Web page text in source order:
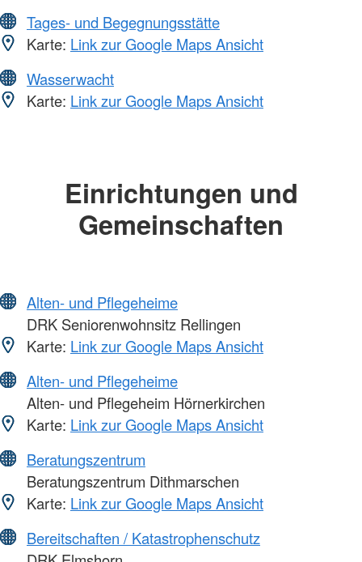
Tages- und Begegnungsstätte
Karte: Link zur Google Maps Ansicht
Wasserwacht
Karte: Link zur Google Maps Ansicht
Einrichtungen und
Gemeinschaften
Alten- und Pflegeheime
DRK Seniorenwohnsitz Rellingen
Karte: Link zur Google Maps Ansicht
Alten- und Pflegeheime
Alten- und Pflegeheim Hörnerkirchen
Karte: Link zur Google Maps Ansicht
Beratungszentrum
Beratungszentrum Dithmarschen
Karte: Link zur Google Maps Ansicht
Bereitschaften / Katastrophenschutz